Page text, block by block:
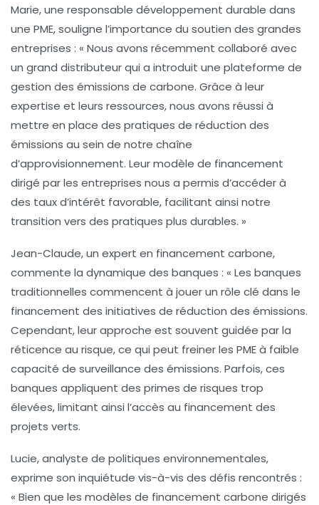
Marie, une responsable développement durable dans
une PME, souligne l’importance du soutien des grandes
entreprises : « Nous avons récemment collaboré avec
un grand distributeur qui a introduit une plateforme de
gestion des émissions de carbone. Grâce à leur
expertise et leurs ressources, nous avons réussi à
mettre en place des pratiques de réduction des
émissions au sein de notre chaîne
d’approvisionnement. Leur modèle de financement
dirigé par les entreprises nous a permis d’accéder à
des taux d’intérêt favorable, facilitant ainsi notre
transition vers des pratiques plus durables. »
Jean-Claude, un expert en financement carbone,
commente la dynamique des banques : « Les banques
traditionnelles commencent à jouer un rôle clé dans le
financement des initiatives de réduction des émissions.
Cependant, leur approche est souvent guidée par la
réticence au risque, ce qui peut freiner les PME à faible
capacité de surveillance des émissions. Parfois, ces
banques appliquent des primes de risques trop
élevées, limitant ainsi l’accès au financement des
projets verts.
Lucie, analyste de politiques environnementales,
exprime son inquiétude vis-à-vis des défis rencontrés :
« Bien que les modèles de financement carbone dirigés